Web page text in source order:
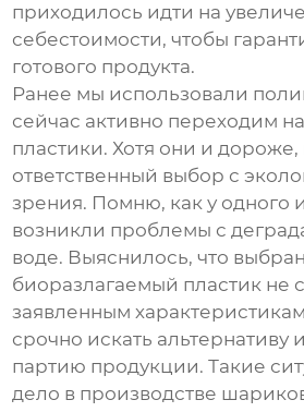
приходилось идти на
себестоимости, чтобы
готового продукта.
Ранее мы использовали
сейчас активно переходим
пластики. Хотя они и дороже,
ответственный выбор с
зрения. Помню, как у одного
возникли проблемы с
воде. Выяснилось, что
биоразлагаемый пластик не
заявленным
срочно искать альтернативу
партию продукции. Такие
дело в производстве